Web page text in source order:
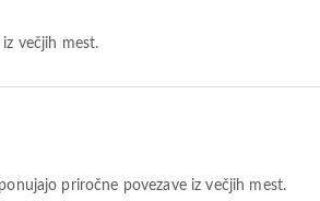
večjih mest.
priročne povezave iz večjih mest.